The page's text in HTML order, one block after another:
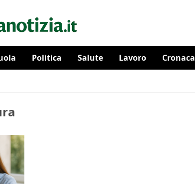
Politica Salute Lavoro Cronaca